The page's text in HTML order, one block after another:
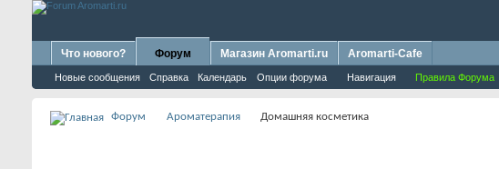
Что нового? Форум
Новые сообщения Справка Календарь Опции форума Навигация Правила Форума
Магазин Aromarti.ru Aromarti-Cafe
Форум Ароматерапия Домашняя косметика